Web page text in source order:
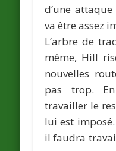
d’une
va être assez
L’arbre de
même, Hill
nouvelles
pas trop.
travailler le
lui est
il faudra